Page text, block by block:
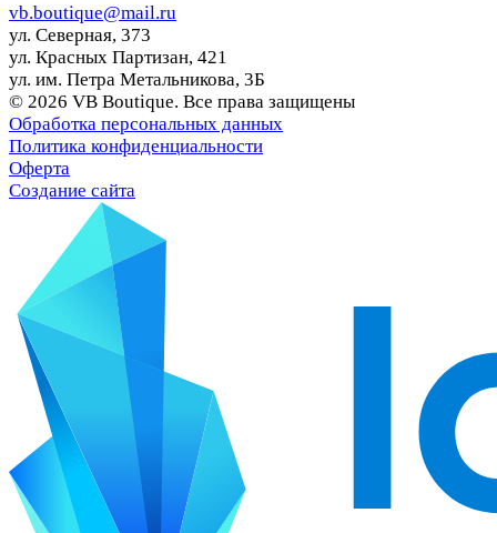
vb.boutique@mail.ru
ул. Северная, 373
ул. Красных Партизан, 421
ул. им. Петра Метальникова, 3Б
© 2026 VB Boutique. Все права защищены
Обработка персональных данных
Политика конфиденциальности
Оферта
Создание сайта